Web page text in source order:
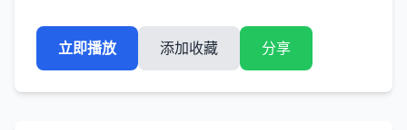
立即播放 添加收藏 分享